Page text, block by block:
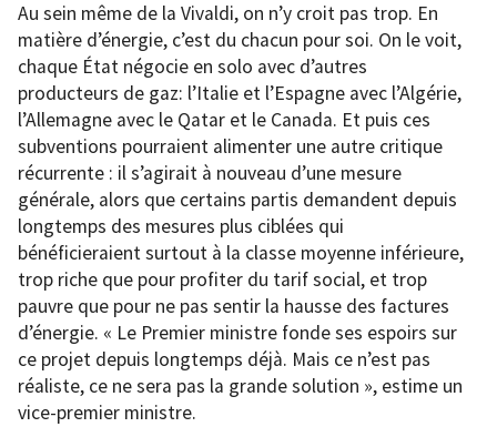
Au sein même de la Vivaldi, on n’y croit pas trop. En
matière d’énergie, c’est du chacun pour soi. On le voit,
chaque État négocie en solo avec d’autres
producteurs de gaz: l’Italie et l’Espagne avec l’Algérie,
l’Allemagne avec le Qatar et le Canada. Et puis ces
subventions pourraient alimenter une autre critique
récurrente : il s’agirait à nouveau d’une mesure
générale, alors que certains partis demandent depuis
longtemps des mesures plus ciblées qui
bénéficieraient surtout à la classe moyenne inférieure,
trop riche que pour profiter du tarif social, et trop
pauvre que pour ne pas sentir la hausse des factures
d’énergie. « Le Premier ministre fonde ses espoirs sur
ce projet depuis longtemps déjà. Mais ce n’est pas
réaliste, ce ne sera pas la grande solution », estime un
vice-premier ministre.